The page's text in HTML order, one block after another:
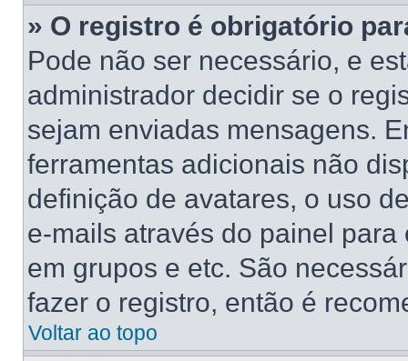
» O registro é obrigatório
Pode não ser necessário, e
administrador decidir se o
sejam enviadas mensagens.
ferramentas adicionais não
definição de avatares, o uso
e-mails através do painel
em grupos e etc. São
fazer o registro, então é
Voltar ao topo